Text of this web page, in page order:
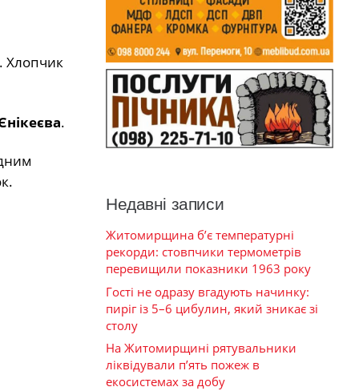
Хлопчик
.
Недавні записи
Житомирщина б’є температурні
рекорди: стовпчики термометрів
перевищили показники 1963 року
Гості не одразу вгадують начинку:
пиріг із 5–6 цибулин, який зникає зі
столу
На Житомирщині рятувальники
ліквідували п’ять пожеж в
екосистемах за добу